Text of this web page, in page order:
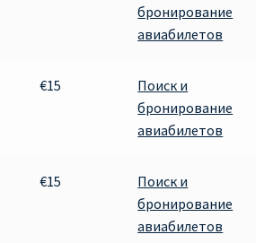
Каунаса
| ПОИСК ЛУЧШЕЙ ЦЕНЫ |
бронирование
авиабилетов
€15
Поиск и
бронирование
авиабилетов
€15
Поиск и
бронирование
авиабилетов